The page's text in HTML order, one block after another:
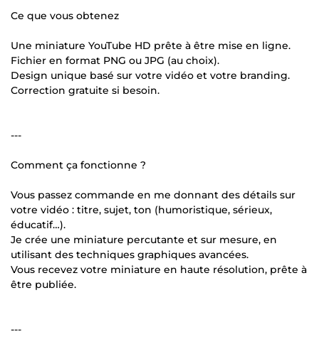
Ce que vous obtenez
Une miniature YouTube HD prête à être mise en ligne.
Fichier en format PNG ou JPG (au choix).
Design unique basé sur votre vidéo et votre branding.
Correction gratuite si besoin.
---
Comment ça fonctionne ?
Vous passez commande en me donnant des détails sur
votre vidéo : titre, sujet, ton (humoristique, sérieux,
éducatif…).
Je crée une miniature percutante et sur mesure, en
utilisant des techniques graphiques avancées.
Vous recevez votre miniature en haute résolution, prête à
être publiée.
---